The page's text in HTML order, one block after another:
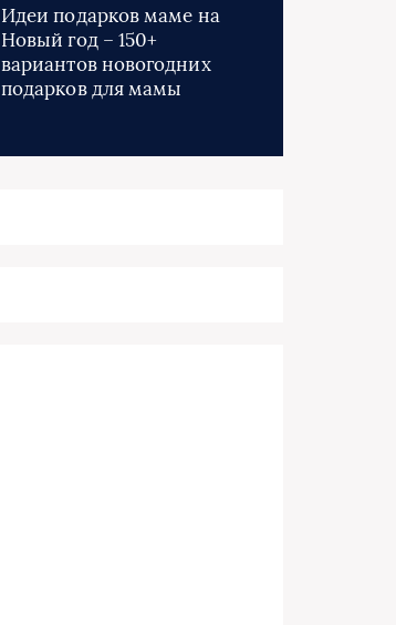
Идеи подарков маме на
Новый год – 150+
вариантов новогодних
подарков для мамы